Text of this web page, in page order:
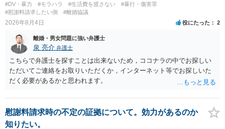
#DV・暴力 #モラハラ #生活費を渡さない
#暴行・傷害罪
#慰謝料請求したい側
#離婚協議
2026年8月4日 役にたった 2
離婚・男女問題に強い弁護士
泉 亮介 弁護士
こちらで弁護士を探すことは出来ないため，ココナラの中でお探しい
ただいてご連絡をお取りいただくか，インターネット等でお探しいた
だく必要があるかと思われます。
慰謝料請求時の不定の証拠について。効力があるのか
知りたい。